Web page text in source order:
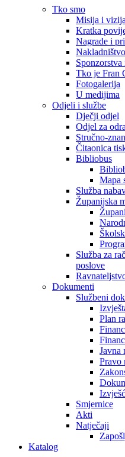
Tko smo
Misija i vizija
Kratka
Nagrade i
Nakladništvo
Tko je Fran
Fotogalerija
U medijima
Odjeli i službe
Dječji odjel
Odjel za
Stručno-
Čitaonica
Bibliobus
Mapa
Služba
Županijska
Služba za
poslove
Dokumenti
Službeni
Plan
Javna
Pravo
Smjernice
Akti
Natječaji
Katalog